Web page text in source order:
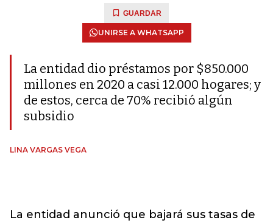
GUARDAR
UNIRSE A WHATSAPP
La entidad dio préstamos por $850.000
millones en 2020 a casi 12.000 hogares; y
de estos, cerca de 70% recibió algún
subsidio
LINA VARGAS VEGA
La entidad anunció que bajará sus tasas de